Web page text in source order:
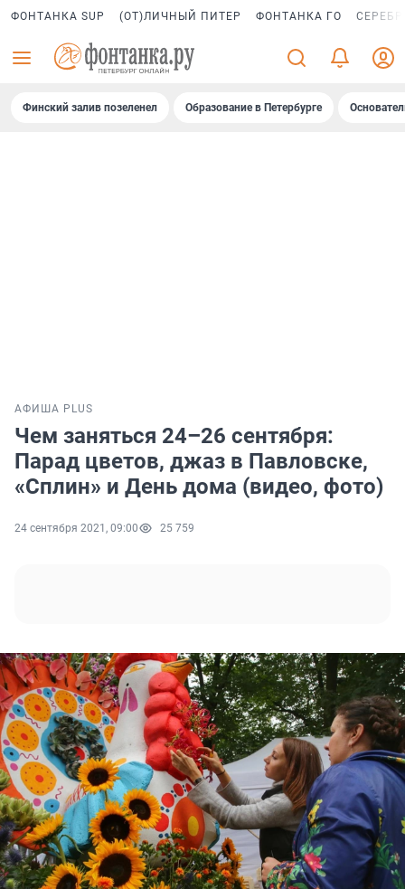
ФОНТАНКА SUP (ОТ)ЛИЧНЫЙ ПИТЕР ФОНТАНКА ГО
Финский залив позеленел Образование в Петербурге
АФИША PLUS
Чем заняться 24–26 сентября:
Парад цветов, джаз в Павловске,
«Сплин» и День дома (видео, фото)
24 сентября 2021, 09:00 25 759